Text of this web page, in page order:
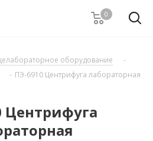
0
оборудование
-
- ПЭ-6910 Центрифуга лабораторная
Центрифуга